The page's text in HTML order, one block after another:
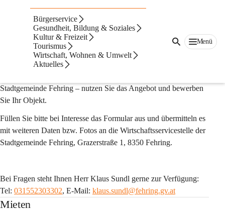
Bürgerservice
Gesundheit, Bildung & Soziales
Kultur & Freizeit
Tourismus
Wirtschaft, Wohnen & Umwelt
Aktuelles
Menü
Gewerbeflächen
Die Plattform für Unternehmen auf Standortsuche und für
Immobilienanbieter in der Stadtgemeinde Fehring.
Stadtgemeinde Fehring – nutzen Sie das Angebot und bewerben
Sie Ihr Objekt.
Füllen Sie bitte bei Interesse das Formular aus und übermitteln es
mit weiteren Daten bzw. Fotos an die Wirtschaftsservicestelle der
Stadtgemeinde Fehring, Grazerstraße 1, 8350 Fehring.
Bei Fragen steht Ihnen Herr Klaus Sundl gerne zur Verfügung:
Tel: 031552303302, E-Mail: klaus.sundl@fehring.gv.at
Mieten